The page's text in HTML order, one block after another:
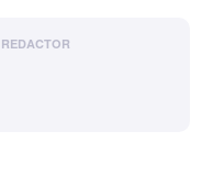
REDACTOR